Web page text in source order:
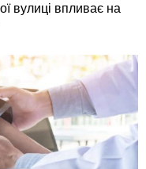
вулиці впливає на